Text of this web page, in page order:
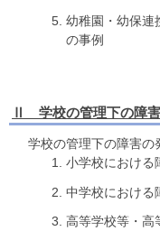
幼稚園・幼保連
の事例
Ⅱ 学校の管理下の障
学校の管理下の障害の
小学校における
中学校における
高等学校等・高